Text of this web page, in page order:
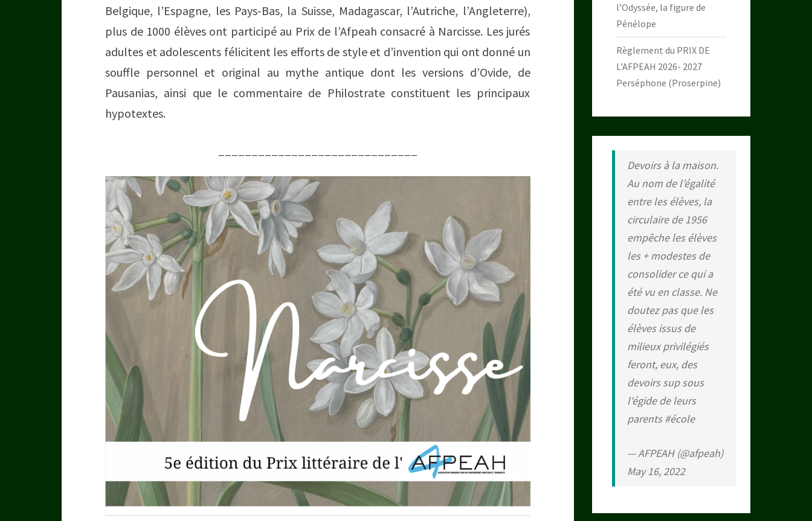
Belgique, l’Espagne, les Pays-Bas, la Suisse, Madagascar, l’Autriche, l’Angleterre),
plus de 1000 élèves ont participé au Prix de l’Afpeah consacré à Narcisse. Les jurés
adultes et adolescents félicitent les efforts de style et d’invention qui ont donné un
souffle personnel et original au mythe antique dont les versions d’Ovide, de
Pausanias, ainsi que le commentaire de Philostrate constituent les principaux
hypotextes.
l’Odyssée, la figure de
Pénélope
Règlement du PRIX DE
L’AFPEAH 2026- 2027
Perséphone (Proserpine)
Devoirs à la maison.
Au nom de l’égalité
entre les élèves, la
circulaire de 1956
empêche les élèves
les + modestes de
consolider ce qui a
été vu en classe. Ne
doutez pas que les
élèves issus de
milieux privilégiés
feront, eux, des
devoirs sup sous
l'égide de leurs
parents#école
— AFPEAH (@afpeah)
May 16, 2022